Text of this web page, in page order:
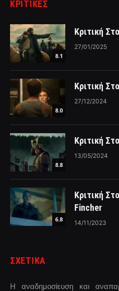
ΚΡΙΤΙΚΈΣ
8.1
Κριτική
27/01/2025
8.0
Κριτική
27/12/2024
8.8
Κριτική
13/05/2024
6.8
Κριτική
Fincher
14/11/2023
ΣΧΕΤΙΚΑ
Η αναδημοσίευση και